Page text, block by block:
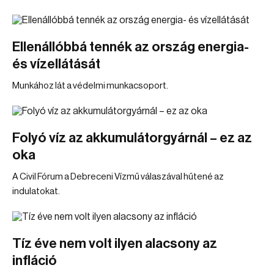
Ellenállóbbá tennék az ország energia-
és vízellátását
Munkához lát a védelmi munkacsoport.
Folyó víz az akkumulátorgyárnál – ez az
oka
A Civil Fórum a Debreceni Vízmű válaszával hűtené az
indulatokat.
Tíz éve nem volt ilyen alacsony az
infláció